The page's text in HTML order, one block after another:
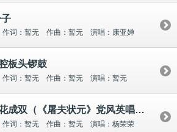
作词：暂无 作曲：暂无 演唱：康亚婵
板头锣鼓
作词：暂无 作曲：暂无 演唱：暂无
07、[眉户]银灯结彩花成双（《屠夫状元》党风英唱段）
作词：暂无 作曲：暂无 演唱：杨荣荣